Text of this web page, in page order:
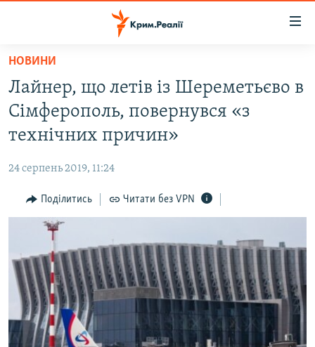
Перейти
основного
матеріалу
Перейти
до
основної
навігації
Перейти
до
ВОДА.КРИМ
ВІДЕО ТА ФОТО
БЛОГИ
ПОГЛЯД
ІНТЕРВ'Ю
ВСЕ ЗА ДЕНЬ
СПЕЦПРОЕКТИ
ДЕПОРТАЦІЯ
ВІДЕОУРОКИ «ELIFBE»
ЯК ОБІЙТИ БЛОКУВАННЯ
Русский
НОВИНИ
Лайнер, що летів із Шереметьєво в
Сімферополь, повернувся «з
технічних причин»
24 серпень 2019, 11:24
Поділитись Читати без VPN